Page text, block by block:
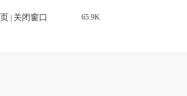
关闭窗口 65.9K